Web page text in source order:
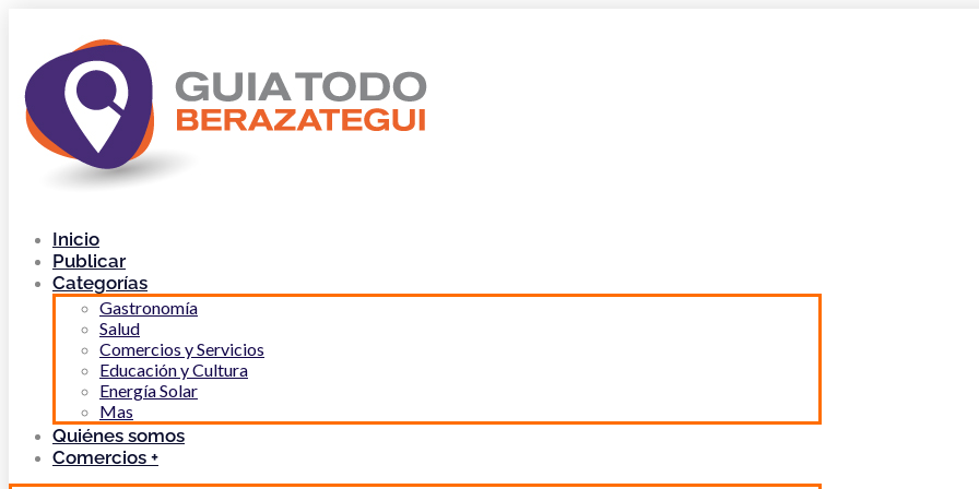
Inicio
Publicar
Categorías
Gastronomía
Salud
Comercios y Servicios
Educación y Cultura
Energía Solar
Mas
Quiénes somos
Comercios +